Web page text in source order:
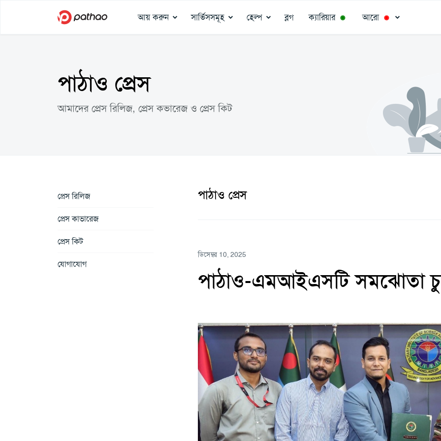
আয় করুন সার্ভিসসমূহ হেল্প ব্লগ ক্যারিয়ার ◉ আরো ◉
পাঠাও প্রেস
আমাদের প্রেস রিলিজ, প্রেস কভারেজ ও প্রেস কিট
প্রেস রিলিজ
প্রেস কাভারেজ
প্রেস কিট
যোগাযোগ
পাঠাও প্রেস
ডিসেম্বর 10, 2025
পাঠাও-এমআইএসটি সমঝোতা